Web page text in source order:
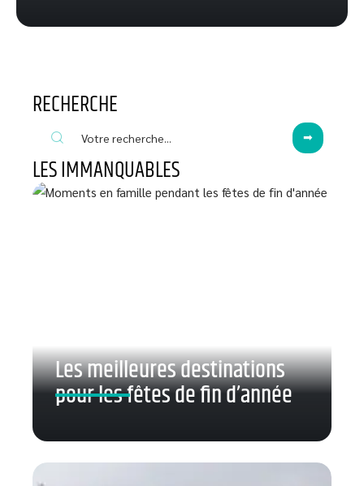
RECHERCHE
LES IMMANQUABLES
Les meilleures destinations
pour les fêtes de fin d’année